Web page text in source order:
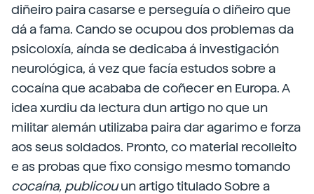
diñeiro paira casarse e perseguía o diñeiro que
dá a fama. Cando se ocupou dos problemas da
psicoloxía, aínda se dedicaba á investigación
neurológica, á vez que facía estudos sobre a
cocaína que acababa de coñecer en Europa. A
idea xurdiu da lectura dun artigo no que un
militar alemán utilizaba paira dar agarimo e forza
aos seus soldados. Pronto, co material recolleito
e as probas que fixo consigo mesmo tomando
cocaína, publicouun artigo titulado Sobre a